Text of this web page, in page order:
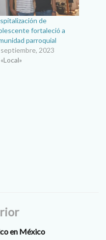
de
fortaleció a
parroquial
2023
en México